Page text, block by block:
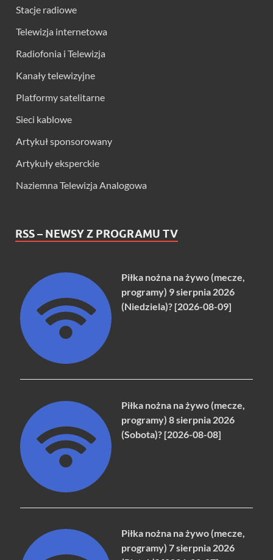
Stacje radiowe
Telewizja internetowa
Radiofonia i Telewizja
Kanały telewizyjne
Platformy satelitarne
Sieci kablowe
Artykuł sponsorowany
Artykuły eksperckie
Naziemna Telewizja Analogowa
RSS – NEWSY Z PROGRAMU TV
Piłka nożna na żywo (mecze,
programy) 9 sierpnia 2026
(Niedziela)? [2026-08-09]
Piłka nożna na żywo (mecze,
programy) 8 sierpnia 2026
(Sobota)? [2026-08-08]
Piłka nożna na żywo (mecze,
programy) 7 sierpnia 2026